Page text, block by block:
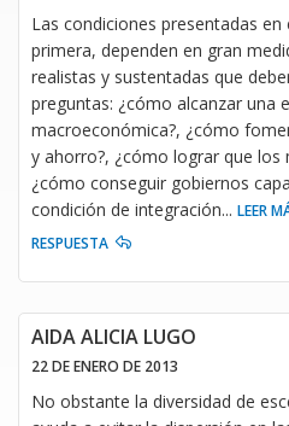
Las condiciones presentadas
primera, dependen en gran
realistas y sustentadas que
preguntas: ¿cómo alcanzar una
macroeconómica?, ¿cómo
y ahorro?, ¿cómo lograr que los
¿cómo conseguir gobiernos
condición de integración... LEER
RESPUESTA
AIDA ALICIA LUGO
22 DE ENERO DE 2013
No obstante la diversidad de